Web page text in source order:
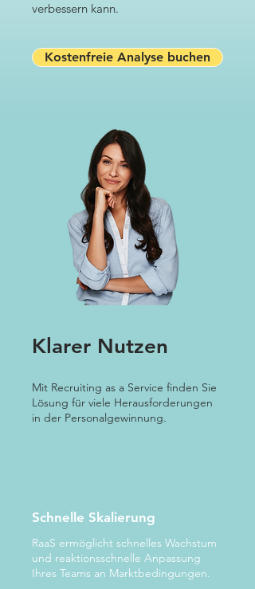
verbessern kann.
Kostenfreie Analyse buchen
Klarer Nutzen
Mit Recruiting as a Service finden Sie
Lösung für viele Herausforderungen
in der Personalgewinnung.
Schnelle Skalierung
RaaS ermöglicht schnelles Wachstum
und reaktionsschnelle Anpassung
Ihres Teams an Marktbedingungen.